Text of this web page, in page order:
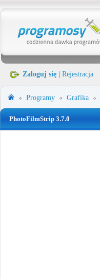
Zaloguj się Rejestracja
Programy Grafika
PhotoFilmStrip 3.7.0